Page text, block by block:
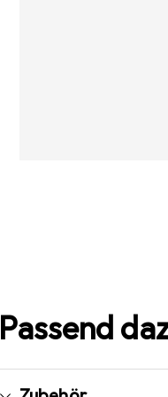
Passend